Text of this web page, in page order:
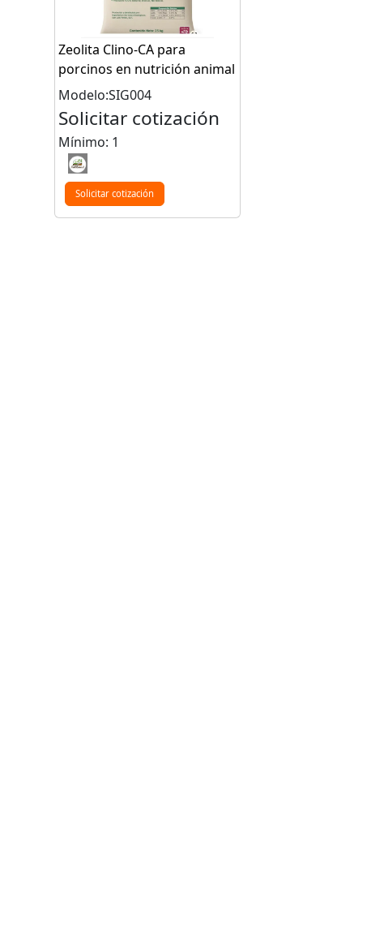
Zeolita Clino-CA para
porcinos en nutrición animal
Modelo:SIG004
Solicitar cotización
Mínimo: 1
Solicitar cotización